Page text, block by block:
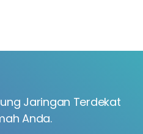
Jaringan Terdekat
Anda.